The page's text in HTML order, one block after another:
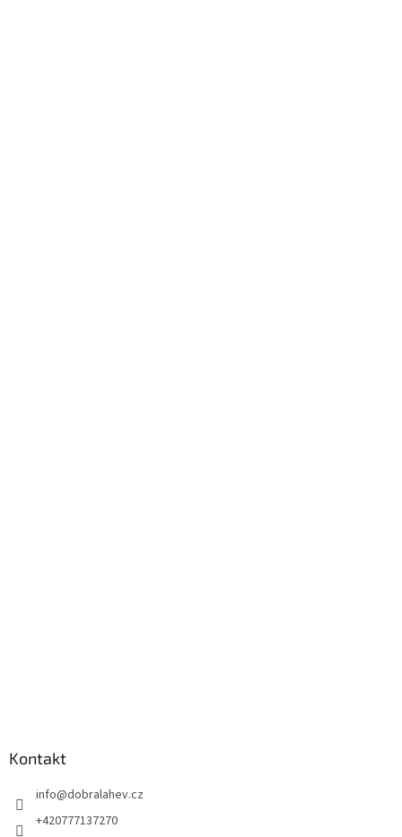
Kontakt
info@dobralahev.cz
+420777137270